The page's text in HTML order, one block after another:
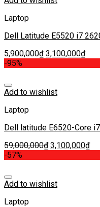
Laptop
Dell Latitude E5520 i7
5,900,000₫ 3,100,000₫
-95%
Add to wishlist
Laptop
Dell latitude E6520-Core
59,000,000₫ 3,100,000₫
-57%
Add to wishlist
Laptop